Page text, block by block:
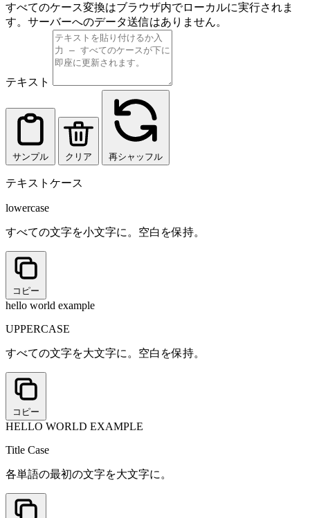
すべてのケース変換はブラウザ内でローカルに実行されま
す。サーバーへのデータ送信はありません。
テキスト
サンプル クリア 再シャッフル
テキストケース
lowercase
すべての文字を小文字に。空白を保持。
コピー
hello world example
UPPERCASE
すべての文字を大文字に。空白を保持。
コピー
HELLO WORLD EXAMPLE
Title Case
各単語の最初の文字を大文字に。